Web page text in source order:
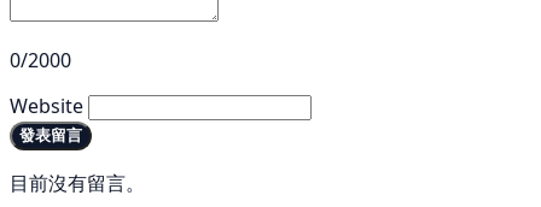
0/2000
Website
發表留言
目前沒有留言。